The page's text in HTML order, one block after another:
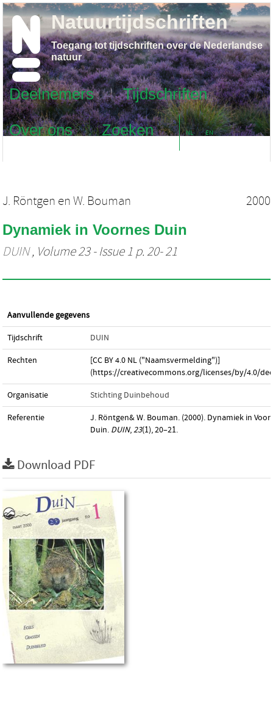
Deelnemers
Tijdschriften
Over ons
Zoeken NL EN
Natuurtijdschriften
Toegang tot tijdschriften over de Nederlandse
natuur
J. Röntgen en W. Bouman 2000
Dynamiek in Voornes Duin
DUIN, Volume 23 - Issue 1 p. 20- 21
Aanvullende gegevens
Tijdschrift DUIN
Rechten
[CC BY 4.0 NL ("Naamsvermelding")]
(https://creativecommons.org/licenses/by/4.0/
Organisatie Stichting Duinbehoud
Referentie
J. Röntgen& W. Bouman. (2000). Dynamiek in
Duin. DUIN,23(1), 20–21.
Download PDF